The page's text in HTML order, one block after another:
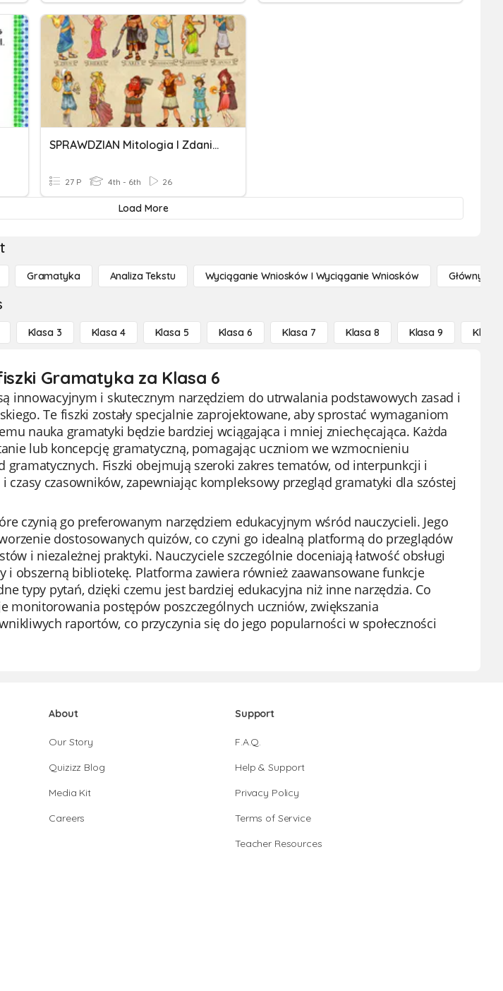
SPRAWDZIAN Mitologia I Zdania Pojedyncze
27 P 4th - 6th 26
Load More
Gramatyka Analiza Tekstu Wyciąganie Wniosków I Wyciąganie Wniosków Główny
Klasa 3 Klasa 4 Klasa 5 Klasa 6 Klasa 7 Klasa 8 Klasa 9 Klasa
Gramatyka za Klasa 6
innowacyjnym i skutecznym narzędziem do utrwalania podstawowych zasad i
Te fiszki zostały specjalnie zaprojektowane, aby sprostać wymaganiom
nauka gramatyki będzie bardziej wciągająca i mniej zniechęcająca. Każda
lub koncepcję gramatyczną, pomagając uczniom we wzmocnieniu
gramatycznych. Fiszki obejmują szeroki zakres tematów, od interpunkcji i
czasy czasowników, zapewniając kompleksowy przegląd gramatyki dla szóstej
czynią go preferowanym narzędziem edukacyjnym wśród nauczycieli. Jego
dostosowanych quizów, co czyni go idealną platformą do przeglądów
i niezależnej praktyki. Nauczyciele szczególnie doceniają łatwość obsługi
i obszerną bibliotekę. Platforma zawiera również zaawansowane funkcje
typy pytań, dzięki czemu jest bardziej edukacyjna niż inne narzędzia. Co
monitorowania postępów poszczególnych uczniów, zwiększania
raportów, co przyczynia się do jego popularności w społeczności
About
Our Story
Quizizz Blog
Media Kit
Careers
Support
F.A.Q.
Help & Support
Privacy Policy
Terms of Service
Teacher Resources